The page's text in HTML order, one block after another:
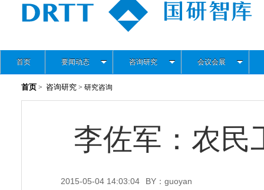
首页 要闻动态 咨询研究 会议会展
首页 > 咨询研究 > 研究咨询
李佐军：农民
2015-05-04 14:03:04 BY：guoyan